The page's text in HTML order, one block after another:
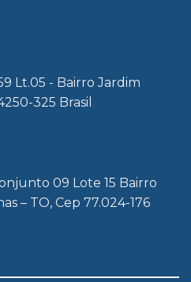
Lt.05 - Bairro Jardim
325 Brasil
09 Lote 15 Bairro
– TO, Cep 77.024-176